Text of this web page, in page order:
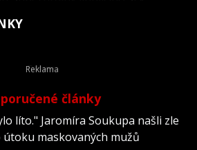
hovoří první ohlasy o Ant-Manovi
heist movie - do češtiny
Co všechno heist movies
články
líto." Jaromíra Soukupa našli zle
maskovaných mužů